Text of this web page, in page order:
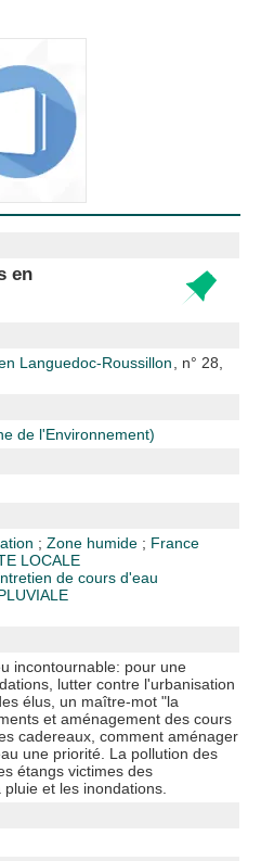
en
Languedoc-Roussillon
, n° 28,
de l'Environnement)
;Zone humide ; France
LOCALE
de cours d'eau
incontournable: pour une
lutter contre l'urbanisation
élus, un maître-mot "la
et aménagement des cours
cadereaux, comment aménager
une priorité. La pollution des
étangs victimes des
et les inondations.